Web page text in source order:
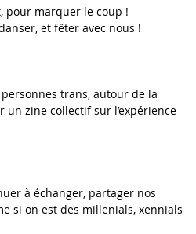
pour marquer le coup !
et fêter avec nous !
trans, autour de la
un zine collectif sur l’expérience
à échanger, partager nos
si on est des millenials, xennials